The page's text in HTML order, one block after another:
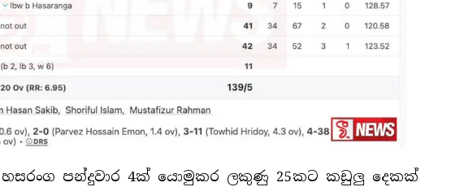
හසරංග පන්දුවාර 4ක් යොමුකර ලකුණු 25කට කඩුලු දෙකක්